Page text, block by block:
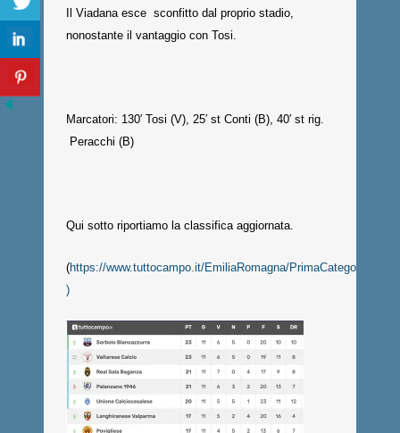
Il Viadana esce sconfitto dal proprio stadio,
nonostante il vantaggio con Tosi.
Marcatori: 130′ Tosi (V), 25′ st Conti (B), 40′ st rig.
Peracchi (B)
Qui sotto riportiamo la classifica aggiornata.
(https://www.tuttocampo.it/EmiliaRomagna/PrimaCategoria/
)